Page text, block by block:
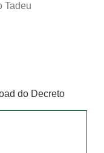
Tadeu
do Decreto